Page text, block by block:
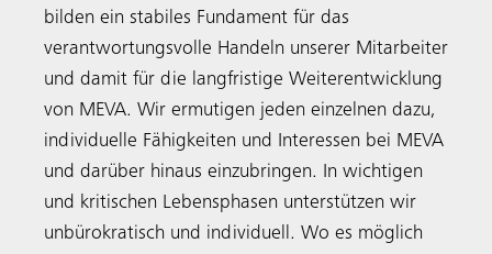
bilden ein stabiles Fundament für das
verantwortungsvolle Handeln unserer Mitarbeiter
und damit für die langfristige Weiterentwicklung
von MEVA. Wir ermutigen jeden einzelnen dazu,
individuelle Fähigkeiten und Interessen bei MEVA
und darüber hinaus einzubringen. In wichtigen
und kritischen Lebensphasen unterstützen wir
unbürokratisch und individuell. Wo es möglich